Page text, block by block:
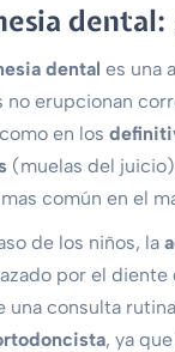
dental:
dental es una
no erupcionan
en los
(muelas del
común en el
de los niños, la
por el
una consulta
, ya